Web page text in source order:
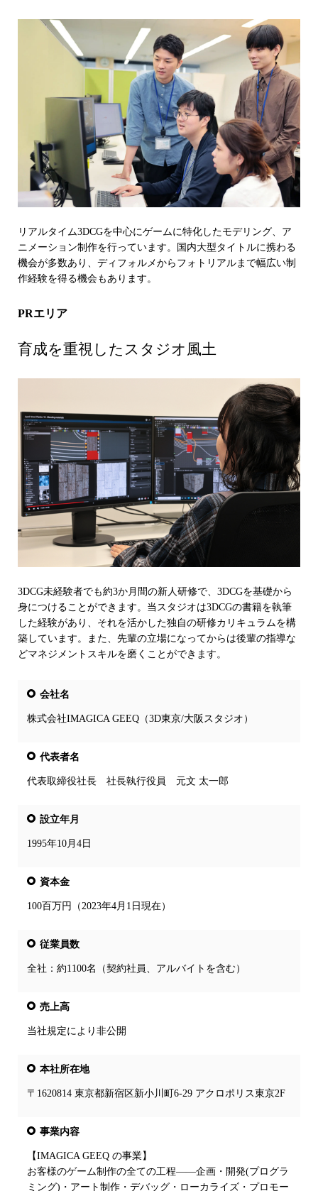
リアルタイム3DCGを中心にゲームに特化したモデリング、ア
ニメーション制作を行っています。国内大型タイトルに携わる
機会が多数あり、ディフォルメからフォトリアルまで幅広い制
作経験を得る機会もあります。
PRエリア
育成を重視したスタジオ風土
3DCG未経験者でも約3か月間の新人研修で、3DCGを基礎から
身につけることができます。当スタジオは3DCGの書籍を執筆
した経験があり、それを活かした独自の研修カリキュラムを構
築しています。また、先輩の立場になってからは後輩の指導な
どマネジメントスキルを磨くことができます。
会社名
株式会社IMAGICA GEEQ（3D東京/大阪スタジオ）
代表者名
代表取締役社長 社長執行役員 元文 太一郎
設立年月
1995年10月4日
資本金
100百万円（2023年4月1日現在）
従業員数
全社：約1100名（契約社員、アルバイトを含む）
売上高
当社規定により非公開
本社所在地
〒1620814 東京都新宿区新小川町6-29 アクロポリス東京2F
事業内容
【IMAGICA GEEQ の事業】
お客様のゲーム制作の全ての工程――企画・開発(プログラ
ミング)・アート制作・デバッグ・ローカライズ・プロモー